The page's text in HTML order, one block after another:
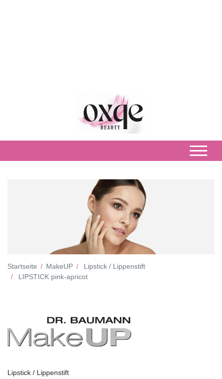
Startseite MakeUP
Lipstick / Lippenstift
LIPSTICK pink-apricot
Lipstick / Lippenstift